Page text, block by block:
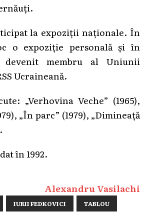
la expoziții naționale. În
o expoziție personală și în
membru al Uniunii
Ucraineană.
„Verhovina Veche” (1965),
„În parc” (1979), „Dimineață
în 1992.
Alexandru Vasilachi
IURII FEDKOVICI TABLOU